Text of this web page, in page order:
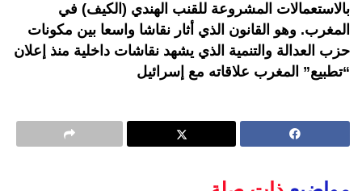
بالاستعمالات المشروعة للقنب الهندي (الكيف) في
المغرب. وهو القانون الذي أثار نقاشا واسعا بين مكونات
حزب العدالة والتنمية الذي يشهد نقاشات داخلية منذ إعلان
“تطبيع” المغرب علاقاته مع إسرائيل